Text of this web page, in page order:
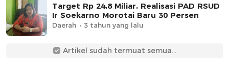
Target Rp 24,8 Miliar, Realisasi PAD RSUD
Ir Soekarno Morotai Baru 30 Persen
Daerah 3 tahun yang lalu
Artikel sudah termuat semua...